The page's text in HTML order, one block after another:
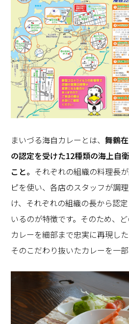
まいづる海自カレーとは、舞鶴
の認定を受けた12種類の海上自
こと。 それぞれの組織の料理長
ピを使い、各店のスタッフが調
け、それぞれの組織の長から認
いるのが特徴です。そのため、
カレーを細部まで忠実に再現した
そのこだわり抜いたカレーを一部